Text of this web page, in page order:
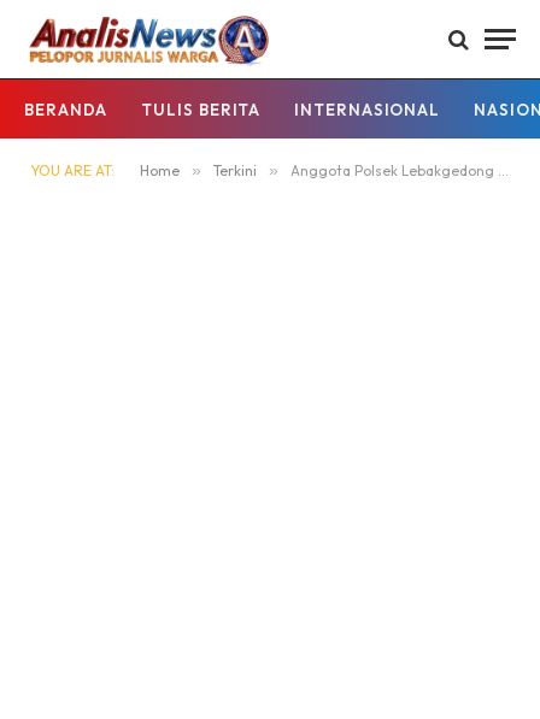
BERANDA TULIS BERITA INTERNASIONAL
YOU ARE AT: Home » Terkini » Anggota Polsek Lebakgedong Polres Lebak, Patroli Malam Hari Guna Mencegah Gangguan Kamtibmas.